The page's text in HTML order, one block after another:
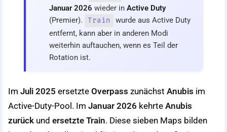
Januar 2026 wieder in Active Duty
(Premier).
Train
wurde aus Active Duty
entfernt, kann aber in anderen Modi
weiterhin auftauchen, wenn es Teil der
Rotation ist.
Im Juli 2025 ersetzte Overpass zunächst Anubis im
Active-Duty-Pool. Im Januar 2026 kehrte Anubis
zurück und ersetzte Train. Diese sieben Maps bilden